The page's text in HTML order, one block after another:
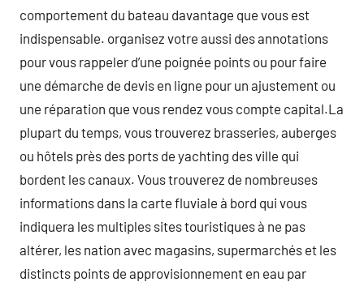
comportement du bateau davantage que vous est
indispensable. organisez votre aussi des annotations
pour vous rappeler d’une poignée points ou pour faire
une démarche de devis en ligne pour un ajustement ou
une réparation que vous rendez vous compte capital.La
plupart du temps, vous trouverez brasseries, auberges
ou hôtels près des ports de yachting des ville qui
bordent les canaux. Vous trouverez de nombreuses
informations dans la carte fluviale à bord qui vous
indiquera les multiples sites touristiques à ne pas
altérer, les nation avec magasins, supermarchés et les
distincts points de approvisionnement en eau par